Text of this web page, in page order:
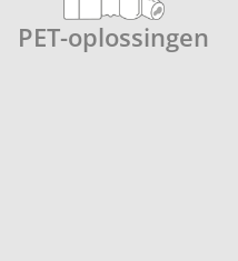
PET-oplossingen